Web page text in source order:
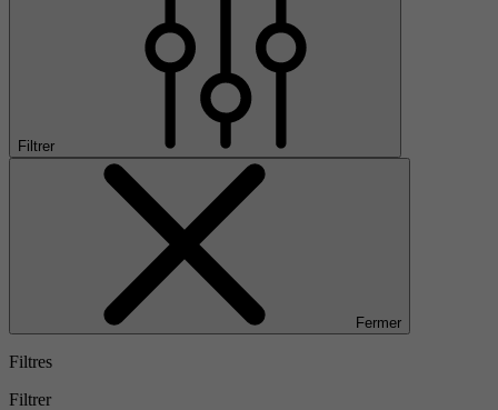
Filtrer
Fermer
Filtres
Filtrer